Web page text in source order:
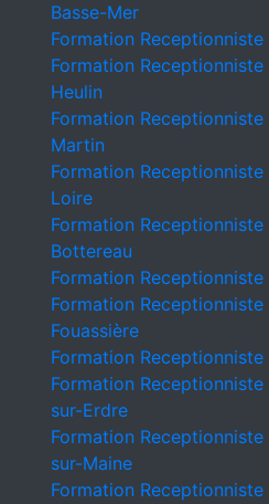
Basse-Mer
Formation Receptionniste
Formation
Heulin
Formation
Martin
Formation
Loire
Formation
Bottereau
Formation
Formation
Fouassière
Formation Receptionniste
Formation
sur-Erdre
Formation
sur-Maine
Formation Receptionniste